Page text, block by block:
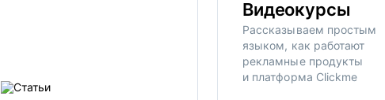
Видеокурсы
Рассказываем простым
языком, как работают
рекламные продукты
и платформа Clickme